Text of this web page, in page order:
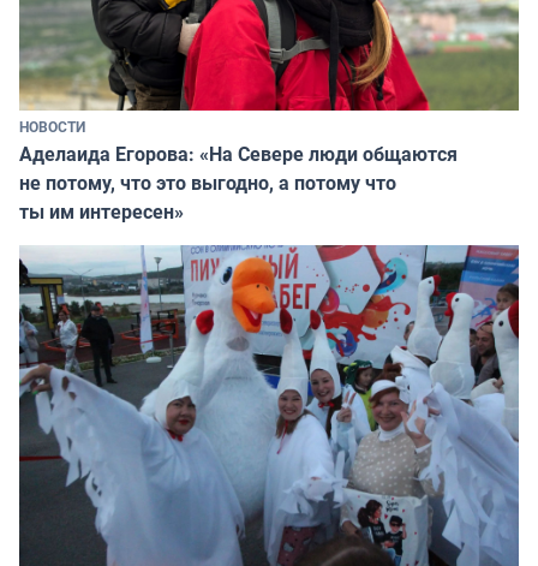
НОВОСТИ
Аделаида Егорова: «На Севере люди общаются
не потому, что это выгодно, а потому что
ты им интересен»